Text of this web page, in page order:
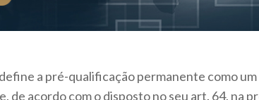
a pré-qualificação permanente como
de acordo com o disposto no seu art. 64, na